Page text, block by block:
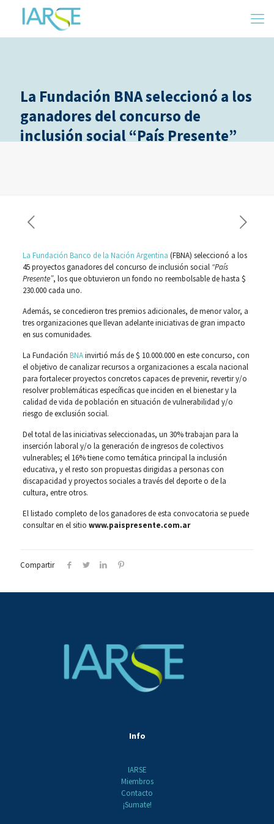
La Fundación BNA seleccionó a los
ganadores del concurso de
inclusión social “País Presente”
La Fundación Banco de la Nación Argentina (FBNA) seleccionó a los
45 proyectos ganadores del concurso de inclusión social “País
Presente”, los que obtuvieron un fondo no reembolsable de hasta $
230.000 cada uno.
Además, se concedieron tres premios adicionales, de menor valor, a
tres organizaciones que llevan adelante iniciativas de gran impacto
en sus comunidades.
La Fundación BNAinvirtió más de $ 10.000.000 en este concurso, con
el objetivo de canalizar recursos a organizaciones a escala nacional
para fortalecer proyectos concretos capaces de prevenir, revertir y/o
resolver problemáticas específicas que inciden en el bienestar y la
calidad de vida de población en situación de vulnerabilidad y/o
riesgo de exclusión social.
Del total de las iniciativas seleccionadas, un 30% trabajan para la
inserción laboral y/o la generación de ingresos de colectivos
vulnerables; el 16% tiene como temática principal la inclusión
educativa, y el resto son propuestas dirigidas a personas con
discapacidad y proyectos sociales a través del deporte o de la
cultura, entre otros.
El listado completo de los ganadores de esta convocatoria se puede
consultar en el sitio www.paispresente.com.ar
Compartir
Info
IARSE
Miembros
Contacto
¡Sumate!